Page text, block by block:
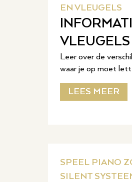
EN VLEUGELS
VLEUGELS
Leer over de
waar je op moet
LEES MEER
SPEEL PIANO
SILENT